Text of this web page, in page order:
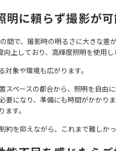
明に頼らず撮影が
で、撮影時の明るさに大きな差
上しており、高輝度照明を使用し
象や環境も広がります。
スペースの都合から、照明を自由
要になり、準備にも時間がかかり
す。
を抑えながら、これまで難しか